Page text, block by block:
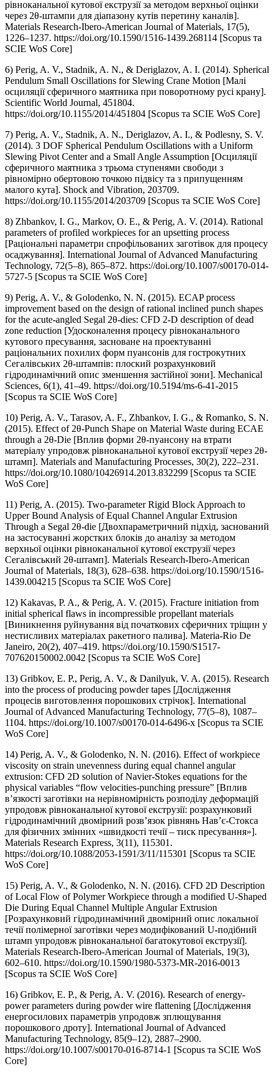
рівноканальної кутової екструзії за методом верхньої оцінки
через 2θ-штампи для діапазону кутів перетину каналів].
Materials Research-Ibero-American Journal of Materials, 17(5),
1226–1237. https://doi.org/10.1590/1516-1439.268114 [Scopus та
SCIE WoS Core]
6) Perig, A. V., Stadnik, A. N., & Deriglazov, A. I. (2014). Spherical
Pendulum Small Oscillations for Slewing Crane Motion [Малі
осциляції сферичного маятника при поворотному русі крану].
Scientific World Journal, 451804.
https://doi.org/10.1155/2014/451804 [Scopus та SCIE WoS Core]
7) Perig, A. V., Stadnik, A. N., Deriglazov, A. I., & Podlesny, S. V.
(2014). 3 DOF Spherical Pendulum Oscillations with a Uniform
Slewing Pivot Center and a Small Angle Assumption [Осциляції
сферичного маятника з трьома ступенями свободи з
рівномірно обертовою точкою підвісу та з припущенням
малого кута]. Shock and Vibration, 203709.
https://doi.org/10.1155/2014/203709 [Scopus та SCIE WoS Core]
8) Zhbankov, I. G., Markov, O. E., & Perig, A. V. (2014). Rational
parameters of profiled workpieces for an upsetting process
[Раціональні параметри спрофільованих заготівок для процесу
осаджування]. International Journal of Advanced Manufacturing
Technology, 72(5–8), 865–872. https://doi.org/10.1007/s00170-014-
5727-5 [Scopus та SCIE WoS Core]
9) Perig, A. V., & Golodenko, N. N. (2015). ECAP process
improvement based on the design of rational inclined punch shapes
for the acute-angled Segal 2θ-dies: CFD 2-D description of dead
zone reduction [Удосконалення процесу рівноканального
кутового пресування, засноване на проектуванні
раціональних похилих форм пуансонів для гострокутних
Сегалівських 2θ-штампів: плоский розрахунковий
гідродинамічний опис зменшення застійної зони]. Mechanical
Sciences, 6(1), 41–49. https://doi.org/10.5194/ms-6-41-2015
[Scopus та SCIE WoS Core]
10) Perig, A. V., Tarasov, A. F., Zhbankov, I. G., & Romanko, S. N.
(2015). Effect of 2θ-Punch Shape on Material Waste during ECAE
through a 2θ-Die [Вплив форми 2θ-пуансону на втрати
матеріалу упродовж рівноканальної кутової екструзії через 2θ-
штамп]. Materials and Manufacturing Processes, 30(2), 222–231.
https://doi.org/10.1080/10426914.2013.832299 [Scopus та SCIE
WoS Core]
11) Perig, A. (2015). Two-parameter Rigid Block Approach to
Upper Bound Analysis of Equal Channel Angular Extrusion
Through a Segal 2θ-die [Двохпараметричний підхід, заснований
на застосуванні жорстких блоків до аналізу за методом
верхньої оцінки рівноканальної кутової екструзії через
Сегалівський 2θ-штамп]. Materials Research-Ibero-American
Journal of Materials, 18(3), 628–638. https://doi.org/10.1590/1516-
1439.004215 [Scopus та SCIE WoS Core]
12) Kakavas, P. A., & Perig, A. V. (2015). Fracture initiation from
initial spherical flaws in incompressible propellant materials
[Виникнення руйнування від початкових сферичних тріщин у
нестисливих матеріалах ракетного палива]. Materia-Rio De
Janeiro, 20(2), 407–419. https://doi.org/10.1590/S1517-
707620150002.0042 [Scopus та SCIE WoS Core]
13) Gribkov, E. P., Perig, A. V., & Danilyuk, V. A. (2015). Research
into the process of producing powder tapes [Дослідження
процесів виготовлення порошкових стрічок]. International
Journal of Advanced Manufacturing Technology, 77(5–8), 1087–
1104. https://doi.org/10.1007/s00170-014-6496-x [Scopus та SCIE
WoS Core]
14) Perig, A. V., & Golodenko, N. N. (2016). Effect of workpiece
viscosity on strain unevenness during equal channel angular
extrusion: CFD 2D solution of Navier-Stokes equations for the
physical variables “flow velocities-punching pressure” [Вплив
в’язкості заготівки на нерівномірність розподілу деформацій
упродовж рівноканальної кутової екструзії: розрахунковий
гідродинамічний двомірний розв’язок рівнянь Нав’є-Стокса
для фізичних змінних «швидкості течії – тиск пресування»].
Materials Research Express, 3(11), 115301.
https://doi.org/10.1088/2053-1591/3/11/115301 [Scopus та SCIE
WoS Core]
15) Perig, A. V., & Golodenko, N. N. (2016). CFD 2D Description
of Local Flow of Polymer Workpiece through a modified U-Shaped
Die During Equal Channel Multiple Angular Extrusion
[Розрахунковий гідродинамічний двомірний опис локальної
течії полімерної заготівки через модифікований U-подібний
штамп упродовж рівноканальної багатокутової екструзії].
Materials Research-Ibero-American Journal of Materials, 19(3),
602–610. https://doi.org/10.1590/1980-5373-MR-2016-0013
[Scopus та SCIE WoS Core]
16) Gribkov, E. P., & Perig, A. V. (2016). Research of energy-
power parameters during powder wire flattening [Дослідження
енергосилових параметрів упродовж зплющування
порошкового дроту]. International Journal of Advanced
Manufacturing Technology, 85(9–12), 2887–2900.
https://doi.org/10.1007/s00170-016-8714-1 [Scopus та SCIE WoS
Core]